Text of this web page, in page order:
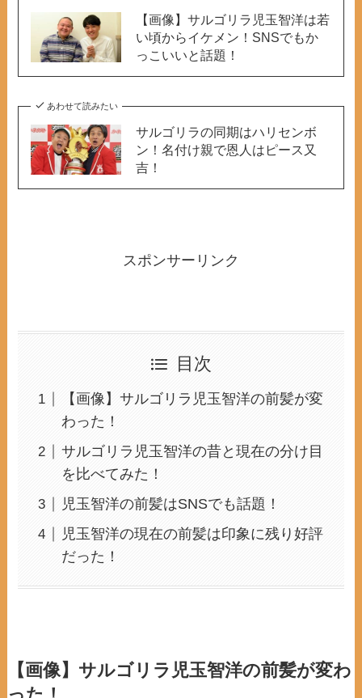
【画像】サルゴリラ児玉智洋は若
い頃からイケメン！SNSでもか
っこいいと話題！
あわせて読みたい
サルゴリラの同期はハリセンボ
ン！名付け親で恩人はピース又
吉！
スポンサーリンク
目次
【画像】サルゴリラ児玉智洋の前髪が変
わった！
サルゴリラ児玉智洋の昔と現在の分け目
を比べてみた！
児玉智洋の前髪はSNSでも話題！
児玉智洋の現在の前髪は印象に残り好評
だった！
【画像】サルゴリラ児玉智洋の前髪が変わ